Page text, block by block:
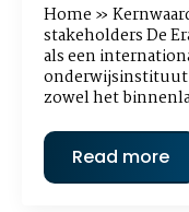
Home »
stakeholders De
als een
onderwijsinstituut
zowel het
Read more